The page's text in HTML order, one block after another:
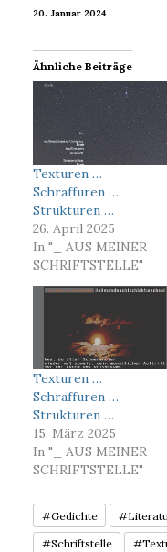
20. Januar 2024
Ähnliche Beiträge
Texturen …
Schraffuren …
Strukturen …
26. April 2025
In "_ AUS MEINER
SCHRIFTSTELLE"
Texturen …
Schraffuren …
Strukturen …
15. März 2025
In "_ AUS MEINER
SCHRIFTSTELLE"
#Gedichte
#Schriftstelle